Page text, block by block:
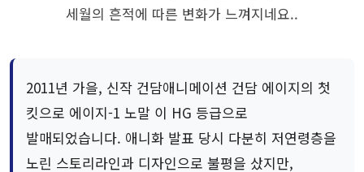
세월의 흔적에 따른 변화가 느껴지네요..
2011년 가을, 신작 건담애니메이션 건담 에이지의 첫
킷으로 에이지-1 노말 이 HG 등급으로
발매되었습니다. 애니화 발표 당시 다분히 저연령층을
노린 스토리라인과 디자인으로 불평을 샀지만,